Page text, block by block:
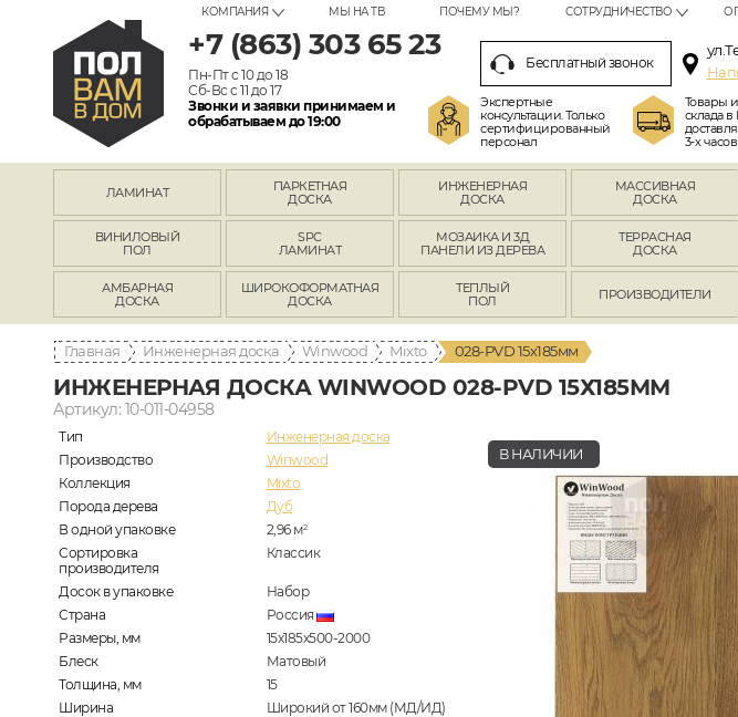
КОМПАНИЯ МЫ НА ТВ ПОЧЕМУ МЫ? СОТРУДНИЧЕСТВО
+7 (863) 303 65 23
Пн-Пт с 10 до 18
Сб-Вс с 11 до 17
Звонки и заявки принимаем и
обрабатываем до 19:00
Бесплатный звонок
Экспертные
консультации. Только
сертифицированный
персонал
Товары
склада в
3-х часов
ЛАМИНАТ
ПАРКЕТНАЯ
ДОСКА
ИНЖЕНЕРНАЯ
ДОСКА
МАССИВНАЯ
ДОСКА
ВИНИЛОВЫЙ
ПОЛ
SPC
ЛАМИНАТ
МОЗАИКА И 3Д
ПАНЕЛИ ИЗ ДЕРЕВА
ТЕРРАСНАЯ
ДОСКА
АМБАРНАЯ
ДОСКА
ШИРОКОФОРМАТНАЯ
ДОСКА
ТЕПЛЫЙ
ПОЛ
ПРОИЗВОДИТЕЛИ
Главная Инженерная доска Winwood Mixto 028-PVD 15х185мм
ИНЖЕНЕРНАЯ ДОСКА WINWOOD 028-PVD 15Х185ММ
Артикул: 10-011-04958
Тип
Инженерная доска
Производство
Winwood
Коллекция
Mixto
Порода дерева
Дуб
В одной упаковке
2,96 м2
Сортировка
производителя
Классик
Досок в упаковке
Набор
Страна
Россия
Размеры, мм
15х185х500-2000
Блеск
Матовый
Толщина, мм
15
Ширина
Широкий от 160мм (МД/ИД)
В НАЛИЧИИ